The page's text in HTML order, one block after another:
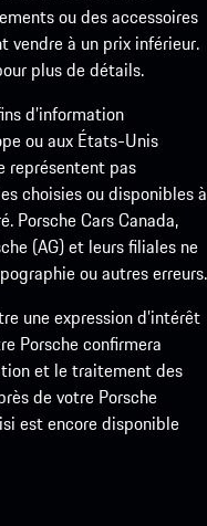
ou des accessoires
vendre à un prix inférieur.
plus de détails.
d’information
ou aux États-Unis
représentent pas
choisies ou disponibles à
Porsche Cars Canada,
(AG) et leurs filiales ne
ou autres erreurs.
une expression d’intérêt
Porsche confirmera
et le traitement des
de votre Porsche
est encore disponible